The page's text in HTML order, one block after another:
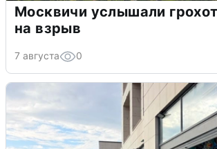
Москвичи услышали
на взрыв
7 августа 0